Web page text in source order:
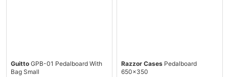
Guitto GPB-01 Pedalboard With
Bag Small
Razzor Cases Pedalboard
650x350